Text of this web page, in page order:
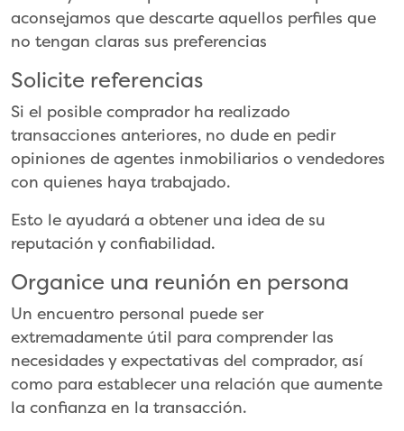
aconsejamos que descarte aquellos perfiles que
no tengan claras sus preferencias
Solicite referencias
Si el posible comprador ha realizado
transacciones anteriores, no dude en pedir
opiniones de agentes inmobiliarios o vendedores
con quienes haya trabajado.
Esto le ayudará a obtener una idea de su
reputación y confiabilidad.
Organice una reunión en persona
Un encuentro personal puede ser
extremadamente útil para comprender las
necesidades y expectativas del comprador, así
como para establecer una relación que aumente
la confianza en la transacción.